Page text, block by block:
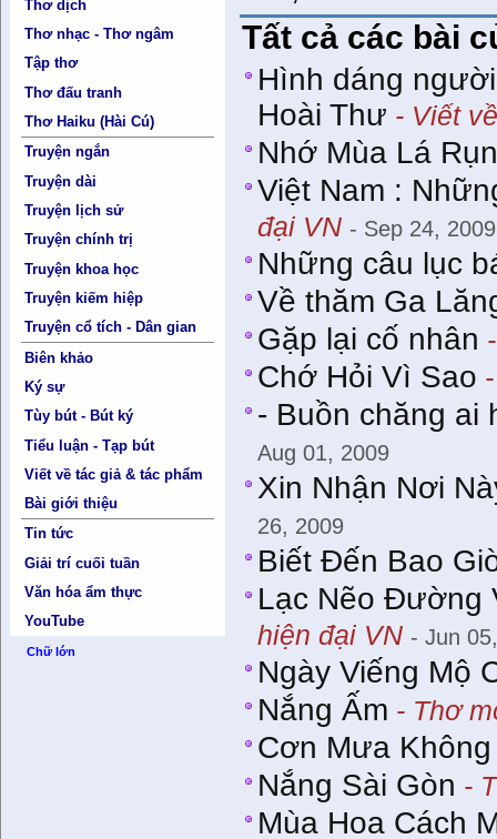
Thơ dịch
Thơ nhạc - Thơ ngâm
Tập thơ
Thơ đấu tranh
Thơ Haiku (Hài Cú)
Truyện ngắn
Truyện dài
Truyện lịch sử
Truyện chính trị
Truyện khoa học
Truyện kiếm hiệp
Truyện cổ tích - Dân gian
Biên khảo
Ký sự
Tùy bút - Bút ký
Tiểu luận - Tạp bút
Viết về tác giả & tác phẩm
Bài giới thiệu
Tin tức
Giải trí cuối tuần
Văn hóa ẩm thực
YouTube
Chữ lớn
Tất cả các bài
Hình dáng
Hoài Thư - Viết
Nhớ Mùa Lá
Việt Nam :
đại VN - Sep 24, 2009
Những câu lục
Về thăm Ga
Gặp lại cố nhân
Chớ Hỏi Vì Sao
- Buồn chăng ai
Aug 01, 2009
Xin Nhận Nơi
26, 2009
Biết Đến Bao
Lạc Nẽo Đường
hiện đại VN - Jun
Ngày Viếng Mộ
Nắng Ấm - Thơ
Cơn Mưa
Nắng Sài Gòn -
Mùa Hoa Cách